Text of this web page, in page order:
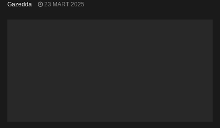
Gazedda 23 MART 2025